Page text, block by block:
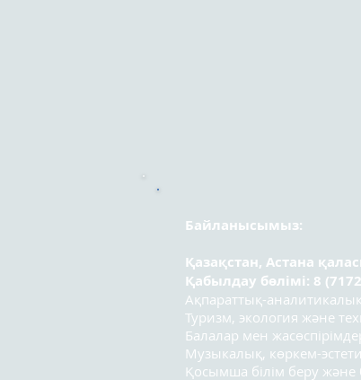
Байланысымыз:
Қазақстан, Астана
Қабылдау бөлімі: 8
Ақпараттық-
Туризм, экология және
Балалар мен
Музыкалық, көркем-
Қосымша білім беру